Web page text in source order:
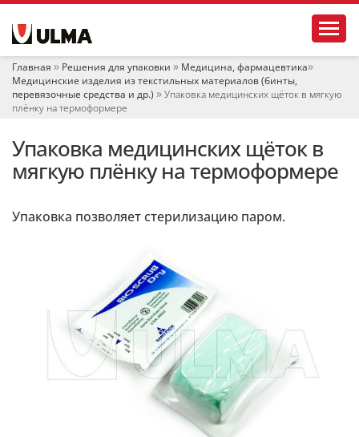
и Главная Решения для упаковки
Медицина, фармацевтика
Медицинские изделия из текстильных материалов (бинты,
перевязочные средства и др.)
Упаковка медицинских щёток в мягкую
плёнку на термоформере
Упаковка медицинских щёток в
мягкую плёнку на термоформере
Упаковка позволяет стерилизацию паром.